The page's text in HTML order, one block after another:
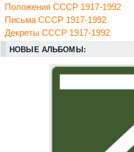
Положения СССР 1917-1992
Письма СССР 1917-1992
Декреты СССР 1917-1992
НОВЫЕ АЛЬБОМЫ: